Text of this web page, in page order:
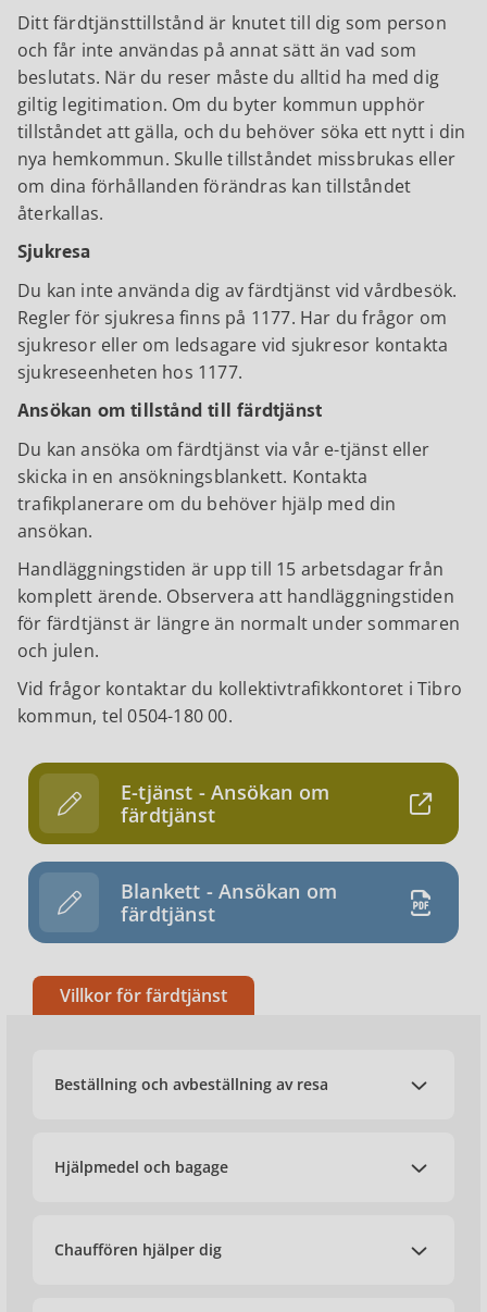
Ditt färdtjänsttillstånd är knutet till dig som person
och får inte användas på annat sätt än vad som
beslutats. När du reser måste du alltid ha med dig
giltig legitimation. Om du byter kommun upphör
tillståndet att gälla, och du behöver söka ett nytt i din
nya hemkommun. Skulle tillståndet missbrukas eller
om dina förhållanden förändras kan tillståndet
återkallas.
Sjukresa
Du kan inte använda dig av färdtjänst vid vårdbesök.
Regler för sjukresa finns på 1177. Har du frågor om
sjukresor eller om ledsagare vid sjukresor kontakta
sjukreseenheten hos 1177.
Ansökan om tillstånd till färdtjänst
Du kan ansöka om färdtjänst via vår e-tjänst eller
skicka in en ansökningsblankett. Kontakta
trafikplanerare om du behöver hjälp med din
ansökan.
Handläggningstiden är upp till 15 arbetsdagar från
komplett ärende. Observera att handläggningstiden
för färdtjänst är längre än normalt under sommaren
och julen.
Vid frågor kontaktar du kollektivtrafikkontoret i Tibro
kommun, tel 0504-180 00.
E-tjänst - Ansökan om
färdtjänst
Blankett - Ansökan om
färdtjänst
Villkor för färdtjänst
Beställning och avbeställning av resa
Hjälpmedel och bagage
Chauffören hjälper dig